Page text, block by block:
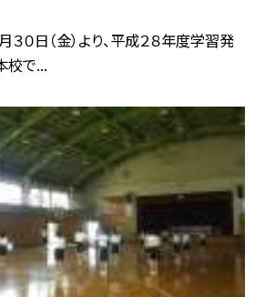
０日（金）より、平成２８年度学習発
校で...